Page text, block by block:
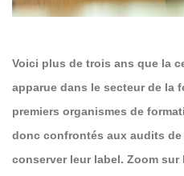
Voici plus de trois ans que la
apparue dans le secteur de la
premiers organismes de
donc confrontés aux audits
conserver leur label. Zoom